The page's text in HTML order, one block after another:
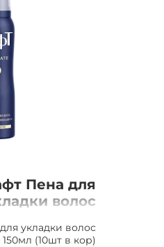
Пена для
волос
в кор)
укладки волос
(10шт в кор)